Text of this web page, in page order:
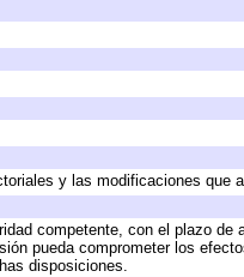
y las modificaciones que
competente, con el plazo de
pueda comprometer los
disposiciones.